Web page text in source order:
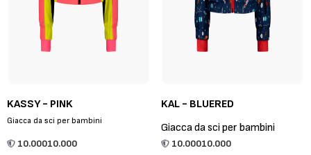
KASSY - PINK
Giacca da sci per bambini
10.00010.000
KAL - BLUERED
Giacca da sci per bambini
10.00010.000